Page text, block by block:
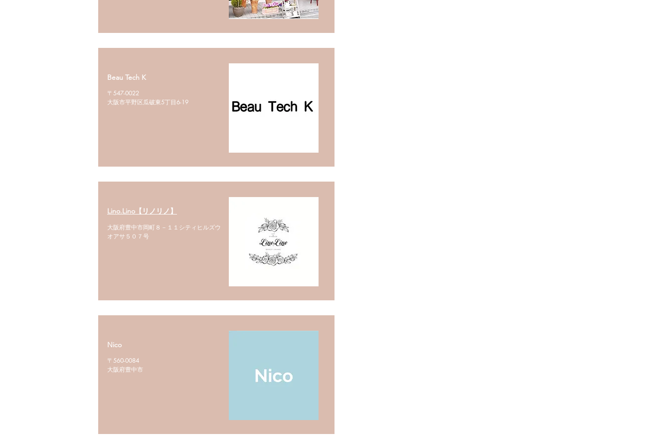
Beau Tech K
〒547-0022
大阪市平野区瓜破東5丁目6-19
Lino.Lino【リノリノ】
大阪府豊中市岡町８－１１シティヒルズウ
オアサ５０７号
Nico
〒560-0084
大阪府豊中市